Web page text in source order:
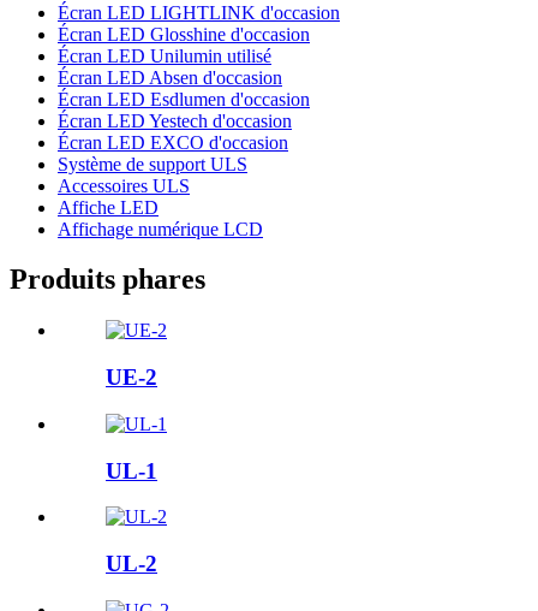
Écran LED LIGHTLINK d'occasion
Écran LED Glosshine d'occasion
Écran LED Unilumin utilisé
Écran LED Absen d'occasion
Écran LED Esdlumen d'occasion
Écran LED Yestech d'occasion
Écran LED EXCO d'occasion
Système de support ULS
Accessoires ULS
Affiche LED
Affichage numérique LCD
Produits phares
UE-2
UL-1
UL-2